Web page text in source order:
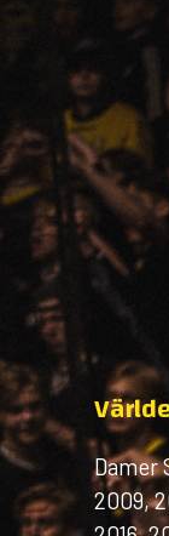
Damer
2009,